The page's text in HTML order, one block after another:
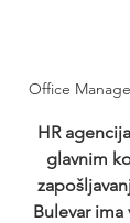
Office
HR
glavnim
Bulevar